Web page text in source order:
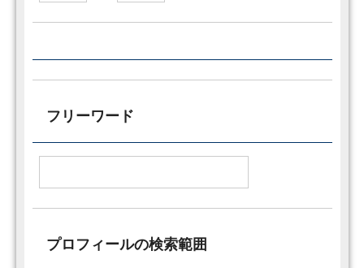
フリーワード
プロフィールの検索範囲